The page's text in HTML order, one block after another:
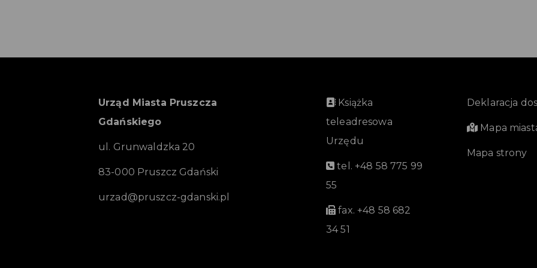
Urząd Miasta Pruszcza
Gdańskiego
ul. Grunwaldzka 20
83-000 Pruszcz Gdański
urzad@pruszcz-gdanski.pl
Książka
teleadresowa
Urzędu
tel. +48 58 775 99
55
fax. +48 58 682
34 51
Deklaracja
Mapa
Mapa strony